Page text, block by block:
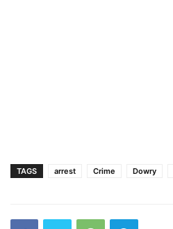
TAGS arrest Crime Dowry